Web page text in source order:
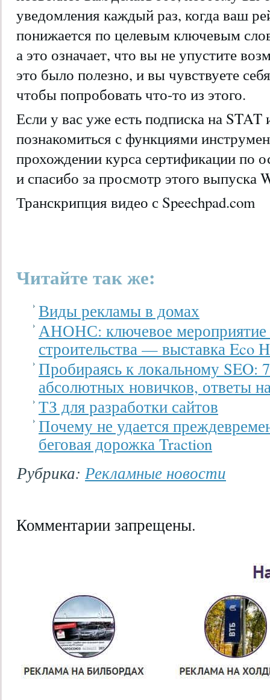
уведомления каждый раз, когда ваш
понижается по целевым ключевым
а это означает, что вы не упустите
это было полезно, и вы чувствуете
чтобы попробовать что-то из этого.
Если у вас уже есть подписка на
познакомиться с функциями
прохождении курса сертификации по
и спасибо за просмотр этого выпуска
Транскрипция видео с Speechpad.com
Читайте так же:
Виды рекламы в домах
АНОНС: ключевое
строительства — выставка Eco
Пробираясь к локальному SEO:
абсолютных новичков, ответы
ТЗ для разработки сайтов
Почему не удается
беговая дорожка Traction
Рубрика: Рекламные новости
Комментарии запрещены.